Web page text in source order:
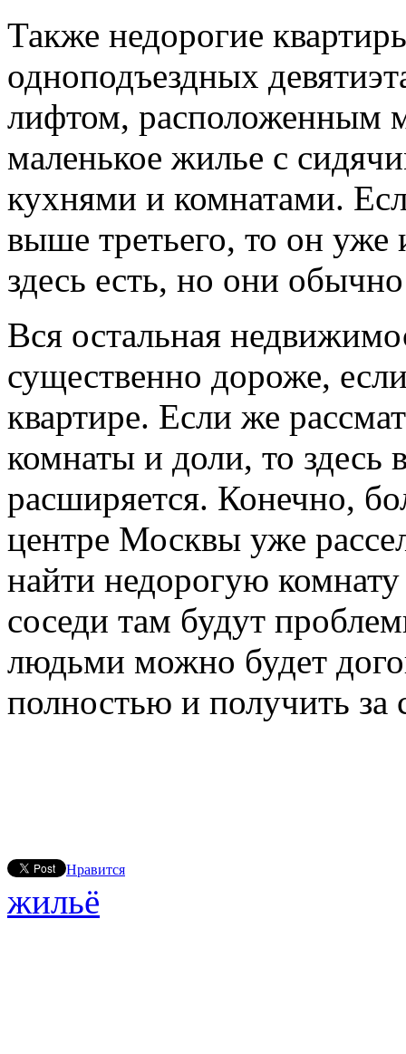
Также недорогие
одноподъездных
лифтом, расположенным
маленькое жилье с
кухнями и комнатами.
выше третьего, то он
здесь есть, но они
Вся остальная
существенно дороже,
квартире. Если же
комнаты и доли, то здесь
расширяется. Конечно,
центре Москвы уже
найти недорогую
соседи там будут
людьми можно будет
полностью и получить за
Нравится
жильё